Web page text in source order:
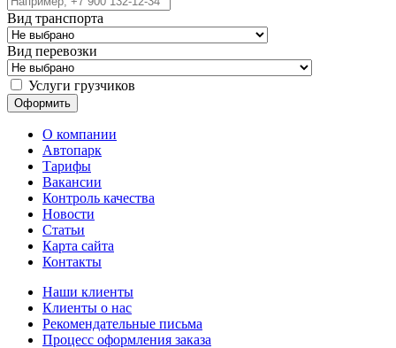
Вид транспорта
Вид перевозки
Услуги грузчиков
О компании
Автопарк
Тарифы
Вакансии
Контроль качества
Новости
Статьи
Карта сайта
Контакты
Наши клиенты
Клиенты о нас
Рекомендательные письма
Процесс оформления заказа